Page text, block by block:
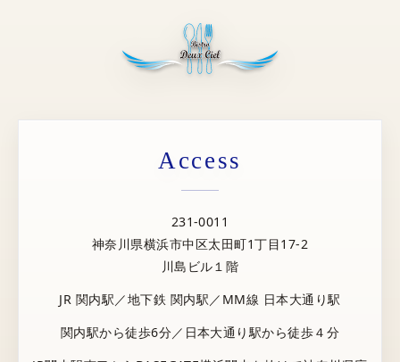
Access
231-0011
神奈川県横浜市中区太田町1丁目17-2
川島ビル１階
JR 関内駅／地下鉄 関内駅／MM線 日本大通り駅
関内駅から徒歩6分／日本大通り駅から徒歩４分